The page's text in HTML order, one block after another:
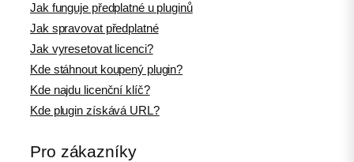
Jak funguje předplatné u pluginů
Jak spravovat předplatné
Jak vyresetovat licenci?
Kde stáhnout koupený plugin?
Kde najdu licenční klíč?
Kde plugin získává URL?
Pro zákazníky